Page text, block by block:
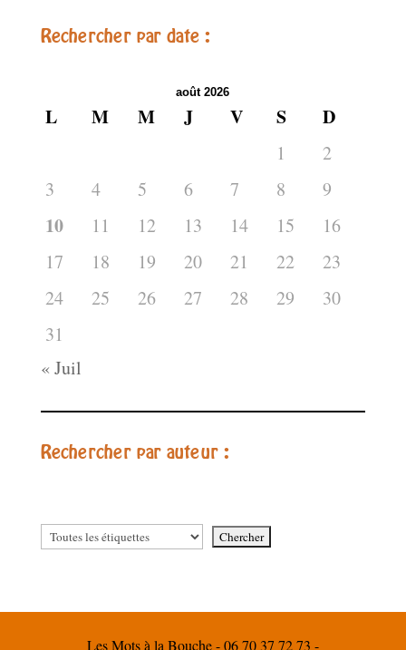
Rechercher par date :
août 2026
L M M J V S D
1
2
3
4 5 6 7 8 9
10 11 12 13 14 15
16
17
18 19 20 21 22
23
24
25 26 27 28 29
30
31
« Juil
Rechercher par auteur :
Les Mots à la Bouche - 06 70 37 72 73 -